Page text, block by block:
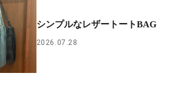
シンプルなレザートートBAG
2026.07.28